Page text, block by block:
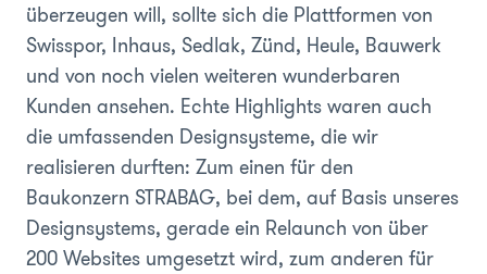
überzeugen will, sollte sich die Plattformen von
Swisspor, Inhaus, Sedlak, Zünd, Heule, Bauwerk
und von noch vielen weiteren wunderbaren
Kunden ansehen. Echte Highlights waren auch
die umfassenden Designsysteme, die wir
realisieren durften: Zum einen für den
Baukonzern STRABAG, bei dem, auf Basis unseres
Designsystems, gerade ein Relaunch von über
200 Websites umgesetzt wird, zum anderen für